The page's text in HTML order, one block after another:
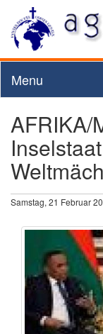
Menu
AFRIKA/
Samstag, 21 Februar